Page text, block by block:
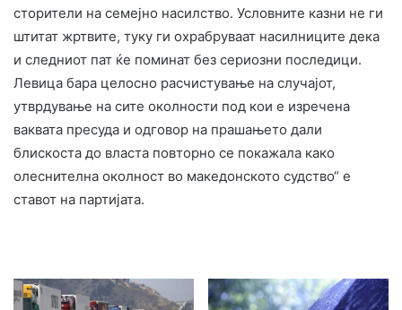
сторители на семејно насилство. Условните казни не ги
штитат жртвите, туку ги охрабруваат насилниците дека
и следниот пат ќе поминат без сериозни последици.
Левица бара целосно расчистување на случајот,
утврдување на сите околности под кои е изречена
ваквата пресуда и одговор на прашањето дали
блискоста до власта повторно се покажала како
олеснителна околност во македонското судство“ е
ставот на партијата.